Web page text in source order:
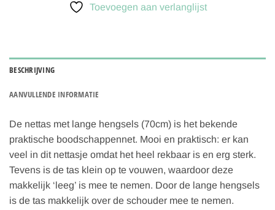
Toevoegen aan verlanglijst
BESCHRIJVING
AANVULLENDE INFORMATIE
De nettas met lange hengsels (70cm) is het bekende
praktische boodschappennet. Mooi en praktisch: er kan
veel in dit nettasje omdat het heel rekbaar is en erg sterk.
Tevens is de tas klein op te vouwen, waardoor deze
makkelijk ‘leeg’ is mee te nemen. Door de lange hengsels
is de tas makkelijk over de schouder mee te nemen.